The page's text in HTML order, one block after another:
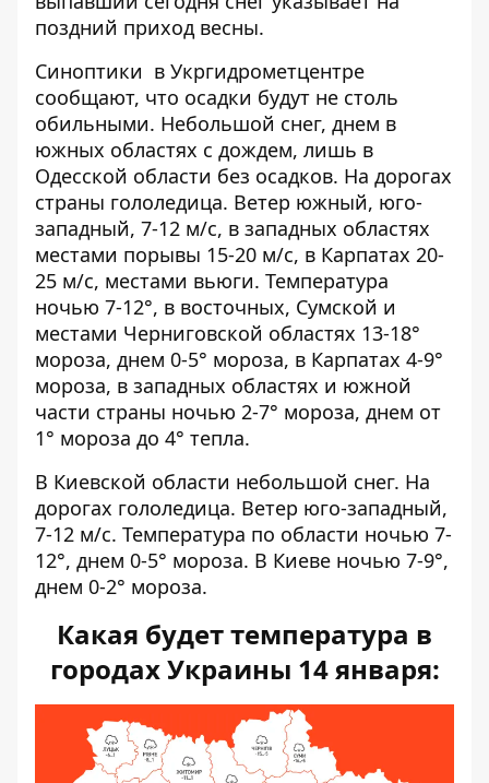
поздний приход весны.
Синоптики в Укргидрометцентре
сообщают, что осадки будут не столь
обильными. Небольшой снег, днем ​​в
южных областях с дождем, лишь в
Одесской области без осадков. На дорогах
страны гололедица. Ветер южный, юго-
западный, 7-12 м/с, в западных областях
местами порывы 15-20 м/с, в Карпатах 20-
25 м/с, местами вьюги. Температура
ночью 7-12°, в восточных, Сумской и
местами Черниговской областях 13-18°
мороза, днем ​​0-5° мороза, в Карпатах 4-9°
мороза, в западных областях и южной
части страны ночью 2-7° мороза, днем от
1° мороза до 4° тепла.
В Киевской области небольшой снег. На
дорогах гололедица. Ветер юго-западный,
7-12 м/с. Температура по области ночью 7-
12°, днем ​​0-5° мороза. В Киеве ночью 7-9°,
днем ​​0-2° мороза.
Какая будет температура в
городах Украины 14 января: